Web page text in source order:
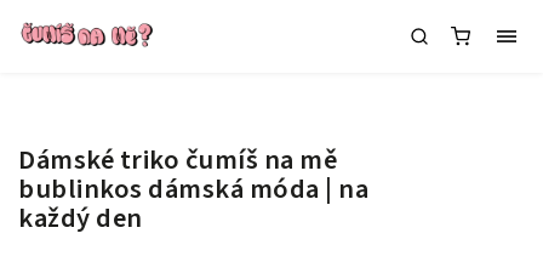
Dámské triko čumíš na mě
bublinkos dámská móda | na
každý den